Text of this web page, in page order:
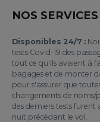
NOS
Disponibles 24/7 :
tests Covid-19 des
tout ce qu'ils avaient à
bagages et de monter
pour s'assurer que
changements de noms/
des derniers tests
nuit précédant le vol.